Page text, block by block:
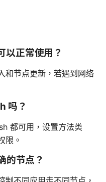
以正常使用？
和节点更新，若遇到网络
吗？
都可用，设置方法类
限。
的节点？